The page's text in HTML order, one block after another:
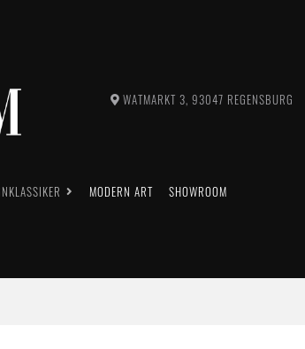
WATMARKT 3, 93047 REGENSBURG
MODERN ART SHOWROOM